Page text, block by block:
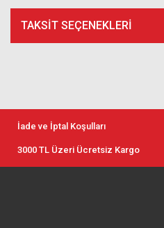
TAKSIT SEÇENEKLERI
İade ve İptal Koşulları
3000 TL Üzeri Ücretsiz Kargo